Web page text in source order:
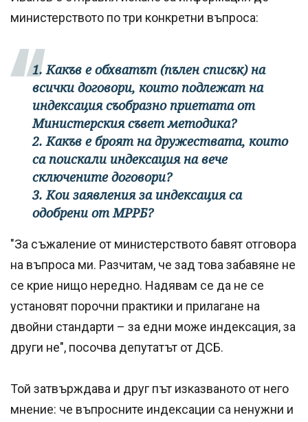
министерството по три конкретни въпроса:
1. Какъв е обхватът (пълен списък) на
всички договори, които подлежат на
индексация съобразно приетата от
Министерския съвет методика?
2. Какъв е броят на дружествата, които
са поискали индексация на вече
сключените договори?
3. Кои заявления за индексация са
одобрени от МРРБ?
"За съжаление от министерството бавят отговора
на въпроса ми. Разчитам, че зад това забавяне не
се крие нищо нередно. Надявам се да не се
установят порочни практики и прилагане на
двойни стандарти – за едни може индексация, за
други не", посочва депутатът от ДСБ.
Той затвърждава и друг път изказваното от него
мнение: че въпросните индексации са ненужни и